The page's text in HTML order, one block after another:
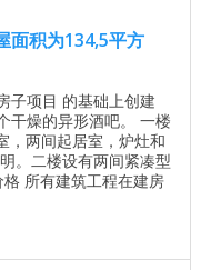
面积为134,5平方
子项目 的基础上创建
干燥的异形酒吧。 一楼
，两间起居室，炉灶和
。二楼设有两间紧凑型
所有建筑工程在建房
壁材料最佳住宅项目
积 - 。 屋顶面积
面积 ...